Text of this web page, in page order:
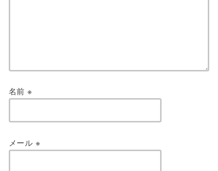
名前※
メール ※